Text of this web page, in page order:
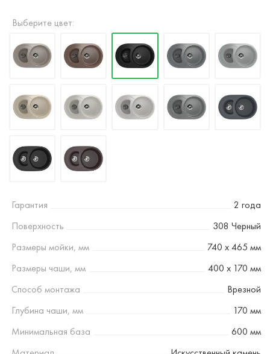
Выберите цвет:
Гарантия
2 года
Поверхность
308 Черный
Размеры мойки, мм
740 х 465 мм
Размеры чаши, мм
400 х 170 мм
Способ монтажа
Врезной
Глубина чаши, мм
170 мм
Минимальная база
600 мм